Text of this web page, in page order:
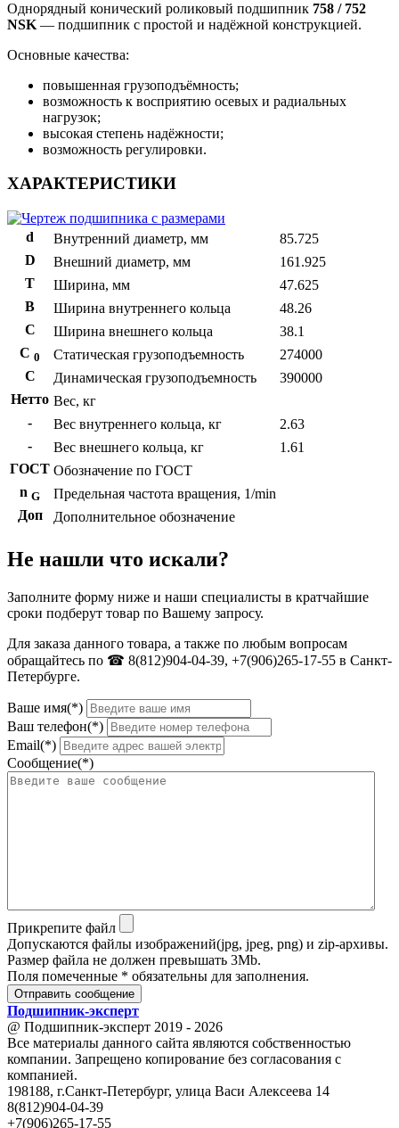
Однорядный конический роликовый подшипник 758 / 752
NSK — подшипник с простой и надёжной конструкцией.
Основные качества:
повышенная грузоподъёмность;
возможность к восприятию осевых и радиальных
нагрузок;
высокая степень надёжности;
возможность регулировки.
ХАРАКТЕРИСТИКИ
d Внутренний диаметр, мм
85.725
D
Внешний диаметр, мм
161.925
T
Ширина, мм
47.625
B
Ширина внутреннего кольца
48.26
С
Ширина внешнего кольца
38.1
С 0 Статическая грузоподъемность
274000
C
Динамическая грузоподъемность
390000
Нетто Вес, кг
-
Вес внутреннего кольца, кг
2.63
-
Вес внешнего кольца, кг
1.61
ГОСТ Обозначение по ГОСТ
n G
Предельная частота вращения, 1/min
Доп
Дополнительное обозначение
Не нашли что искали?
Заполните форму ниже и наши специалисты в кратчайшие
сроки подберут товар по Вашему запросу.
Для заказа данного товара, а также по любым вопросам
обращайтесь по ☎ 8(812)904-04-39, +7(906)265-17-55 в Санкт-
Петербурге.
Ваше имя(*)
Ваш телефон(*)
Email(*)
Сообщение(*)
Прикрепите файл
Допускаются файлы изображений(jpg, jpeg, png) и zip-архивы.
Размер файла не должен превышать 3Mb.
Поля помеченные * обязательны для заполнения.
Отправить сообщение
Подшипник-эксперт
@ Подшипник-эксперт 2019 - 2026
Все материалы данного сайта являются собственностью
компании. Запрещено копирование без согласования с
компанией.
198188, г.Санкт-Петербург, улица Васи Алексеева 14
8(812)904-04-39
+7(906)265-17-55